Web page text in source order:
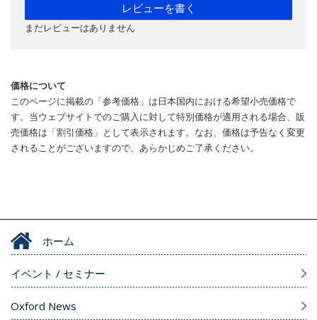
レビューを書く
まだレビューはありません
価格について
このページに掲載の「参考価格」は日本国内における希望小売価格で
す。当ウェブサイトでのご購入に対して特別価格が適用される場合、販
売価格は「割引価格」として表示されます。なお、価格は予告なく変更
されることがございますので、あらかじめご了承ください。
ホーム
イベント / セミナー
Oxford News